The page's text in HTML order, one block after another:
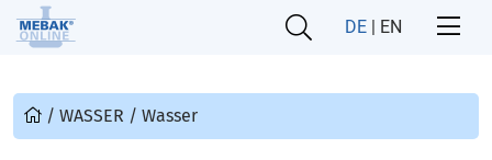
DE | EN
/ WASSER / Wasser